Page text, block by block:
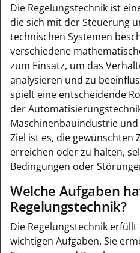
Die Regelungstechnik ist
die sich mit der Steuerung
technischen Systemen
verschiedene
zum Einsatz, um das
analysieren und zu
spielt eine entscheidende
der
Maschinenbauindustrie
Ziel ist es, die gewünschten
erreichen oder zu halten,
Bedingungen oder
Welche Aufgaben
Regelungstechnik?
Die Regelungstechnik erfüllt
wichtigen Aufgaben. Sie